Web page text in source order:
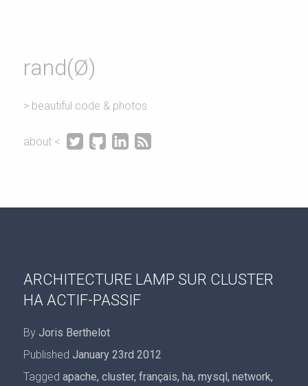
rand(Ø)
> beautiful code & photos
about <    
ARCHITECTURE LAMP SUR CLUSTER
HA ACTIF-PASSIF
By Joris Berthelot
Published January 23rd 2012
Tagged apache, cluster, français, ha, mysql, network,